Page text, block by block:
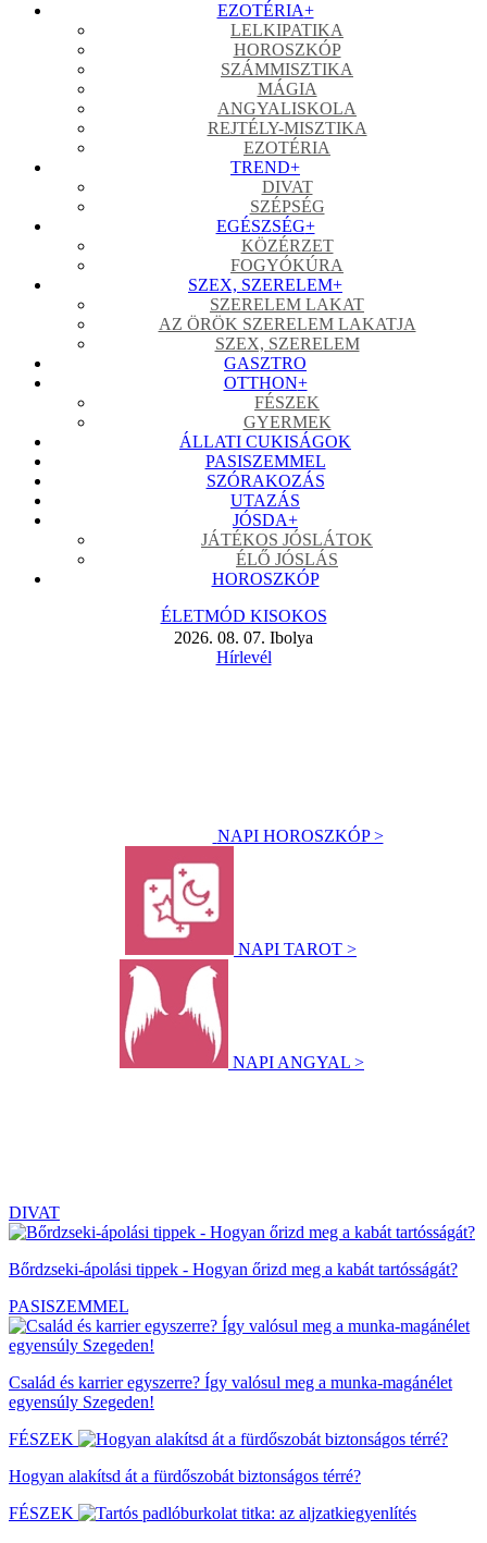
EZOTÉRIA+
LELKIPATIKA
HOROSZKÓP
SZÁMMISZTIKA
MÁGIA
ANGYALISKOLA
REJTÉLY-MISZTIKA
EZOTÉRIA
TREND+
DIVAT
SZÉPSÉG
EGÉSZSÉG+
KÖZÉRZET
FOGYÓKÚRA
SZEX, SZERELEM+
SZERELEM LAKAT
AZ ÖRÖK SZERELEM LAKATJA
SZEX, SZERELEM
GASZTRO
OTTHON+
FÉSZEK
GYERMEK
ÁLLATI CUKISÁGOK
PASISZEMMEL
SZÓRAKOZÁS
UTAZÁS
JÓSDA+
JÁTÉKOS JÓSLÁTOK
ÉLŐ JÓSLÁS
HOROSZKÓP
ÉLETMÓD KISOKOS
2026. 08. 07. Ibolya
Hírlevél
NAPI HOROSZKÓP >
NAPI TAROT >
NAPI ANGYAL >
DIVAT
Bőrdzseki-ápolási tippek - Hogyan őrizd meg a kabát tartósságát?
PASISZEMMEL
Család és karrier egyszerre? Így valósul meg a munka-magánélet
egyensúly Szegeden!
FÉSZEK
Hogyan alakítsd át a fürdőszobát biztonságos térré?
FÉSZEK